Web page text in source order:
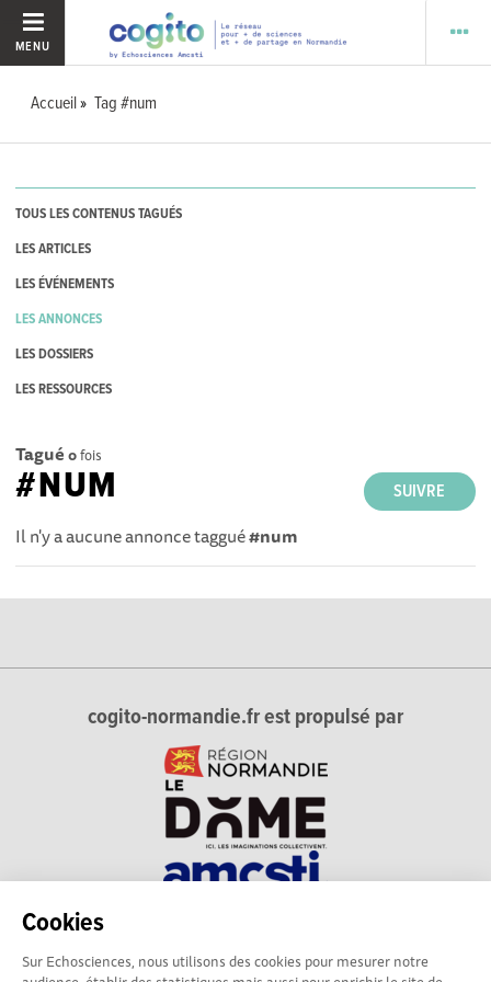
Cookies
Sur Echosciences, nous utilisons des cookies pour mesurer notre
MENU
Accueil Tag #num
TOUS LES CONTENUS TAGUÉS
LES ARTICLES
LES ÉVÉNEMENTS
LES ANNONCES
LES DOSSIERS
LES RESSOURCES
Tagué 0fois
SUIVRE
#NUM
Il n'y a aucune annonce taggué#num
cogito-normandie.fr est propulsé par
technique et du dialogue science-société en Normandie.